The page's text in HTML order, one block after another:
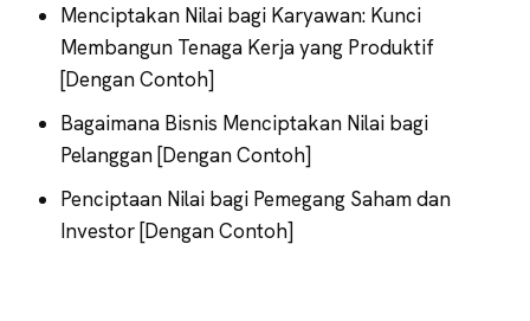
Menciptakan Nilai bagi Karyawan: Kunci
Membangun Tenaga Kerja yang Produktif
[Dengan Contoh]
Bagaimana Bisnis Menciptakan Nilai bagi
Pelanggan [Dengan Contoh]
Penciptaan Nilai bagi Pemegang Saham dan
Investor [Dengan Contoh]